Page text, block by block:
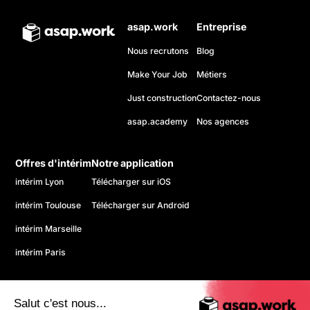
Salut c'est nous...
asap.work
Nous recrutons
Make Your Job
Just construction
asap.academy
Entreprise
Blog
Métiers
Contactez-nous
Nos agences
Offres d'intérim
intérim Lyon
intérim Toulouse
intérim Marseille
intérim Paris
Notre application
Télécharger sur iOS
Télécharger sur Android